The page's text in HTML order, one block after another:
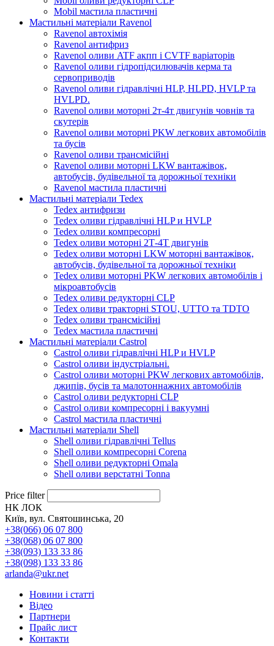
Mobil мастила пластичні
Мастильні матеріали Ravenol
Ravenol автохімія
Ravenol антифриз
Ravenol оливи ATF акпп і CVTF варіаторів
Ravenol оливи гідропідсилювачів керма та
сервоприводів
Ravenol оливи гідравлічні HLP, HLPD, HVLP та
HVLPD.
Ravenol оливи моторні 2т-4т двигунів човнів та
скутерів
Ravenol оливи моторні PKW легкових автомобілів
та бусів
Ravenol оливи трансмісійні
Ravenol оливи моторні LKW вантажівок,
автобусів, будівельної та дорожньої техніки
Ravenol мастила пластичні
Мастильні матеріали Tedex
Tedex антифризи
Tedex оливи гідравлічні HLP и HVLP
Tedex оливи компресорні
Tedex оливи моторні 2Т-4Т двигунів
Tedex оливи моторні LKW моторні вантажівок,
автобусів, будівельної та дорожньої техніки
Tedex оливи моторні PKW легкових автомобілів і
мікроавтобусів
Tedex оливи редукторні CLP
Tedex оливи тракторні STOU, UTTO та TDTO
Tedex оливи трансмісійні
Tedex мастила пластичні
Мастильні матеріали Castrol
Castrol оливи гідравлічні HLP и HVLP
Castrol оливи індустріальні.
Castrol оливи моторні PKW легкових автомобілів,
джипів, бусів та малотоннажних автомобілів
Castrol оливи редукторні CLP
Castrol оливи компресорні і вакуумні
Castrol мастила пластичні
Мастильні матеріали Shell
Shell оливи гідравлічні Tellus
Shell оливи компресорні Corena
Shell оливи редукторні Omala
Shell оливи верстатні Tonna
Price filter
НК ЛОК
Київ, вул. Святошинська, 20
+38(066) 06 07 800
+38(068) 06 07 800
+38(093) 133 33 86
+38(098) 133 33 86
arlanda@ukr.net
Новини і статті
Відео
Партнери
Прайс лист
Контакти